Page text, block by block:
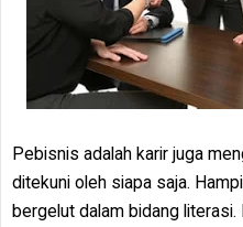
Pebisnis adalah karir juga
ditekuni oleh siapa saja.
bergelut dalam bidang literasi.